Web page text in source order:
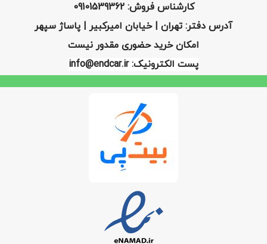
کارشناس فروش: 09101539362
آدرس دفتر: تهران | خیابان امیرکبیر | پاساژ سپهر
امکان خرید حضوری مقدور نیست
پست الکترونیک: info@endcar.ir